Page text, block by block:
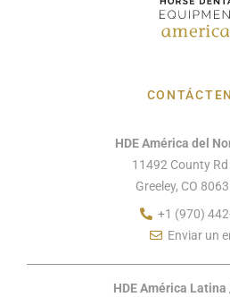
HDE América del
11492 County
Greeley, CO
+1 (970)
Enviar un
HDE América